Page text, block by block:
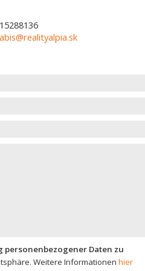
personenbezogener Daten zu
Weitere Informationen hier